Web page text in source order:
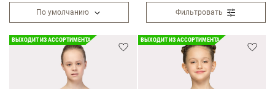
По умолчанию Фильтровать
ВЫХОДИТ ИЗ АССОРТИМЕНТА ВЫХОДИТ ИЗ АССОРТИМЕНТА